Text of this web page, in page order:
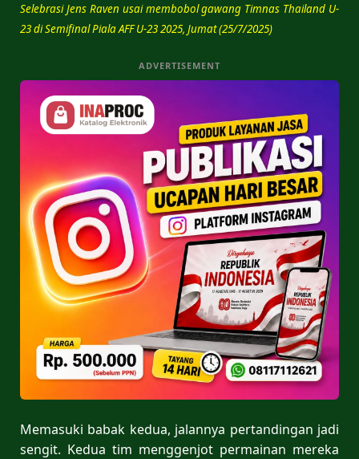
Selebrasi Jens Raven usai membobol gawang Timnas Thailand U-
23 di Semifinal Piala AFF U-23 2025, Jumat (25/7/2025)
ADVERTISEMENT
Memasuki babak kedua, jalannya pertandingan jadi
sengit. Kedua tim menggenjot permainan mereka